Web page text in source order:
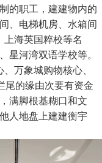
的职工，建建物内的
、电梯机房、水箱间
上海英国粹校等名
星河湾双语学校等。
万象城购物核心、
尾的缘由次要有资金
满脚根基糊口和文
人地盘上建建衡宇